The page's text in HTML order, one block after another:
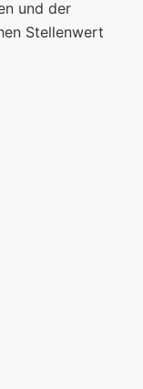
und der
Stellenwert